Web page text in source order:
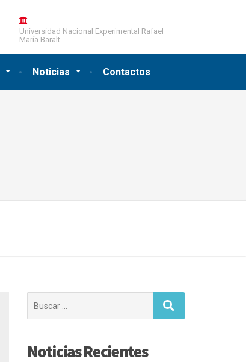
Noticias Contactos
Universidad Nacional Experimental Rafael
María Baralt
Noticias Recientes